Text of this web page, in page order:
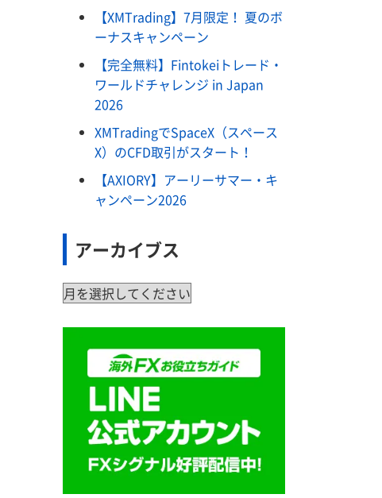
【XMTrading】7月限定！ 夏のボ
ーナスキャンペーン
【完全無料】Fintokeiトレード・
ワールドチャレンジ in Japan
2026
XMTradingでSpaceX（スペース
X）のCFD取引がスタート！
【AXIORY】アーリーサマー・キ
ャンペーン2026
アーカイブス